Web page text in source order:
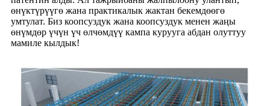
өнүктүрүүгө жана практикалык жактан бекемдөөгө
умтулат. Биз коопсуздук жана коопсуздук менен жаңы
өнүмдөр үчүн үч өлчөмдүү кампа курууга абдан олуттуу
мамиле кылдык!